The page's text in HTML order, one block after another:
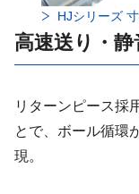
HJシリーズ
高速送り・静
リターンピース採
とで、ボール循環
現。